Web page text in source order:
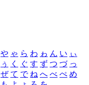
や ゃ ら わ ゎ ん い ぃ
ぅ く ぐ す ず つ づ っ
ぜ て で ね へ べ ぺ め